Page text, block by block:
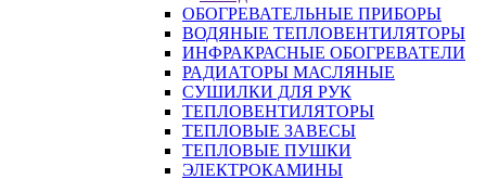
ОБОГРЕВАТЕЛЬНЫЕ ПРИБОРЫ
ВОДЯНЫЕ ТЕПЛОВЕНТИЛЯТОРЫ
ИНФРАКРАСНЫЕ ОБОГРЕВАТЕЛИ
РАДИАТОРЫ МАСЛЯНЫЕ
СУШИЛКИ ДЛЯ РУК
ТЕПЛОВЕНТИЛЯТОРЫ
ТЕПЛОВЫЕ ЗАВЕСЫ
ТЕПЛОВЫЕ ПУШКИ
ЭЛЕКТРОКАМИНЫ